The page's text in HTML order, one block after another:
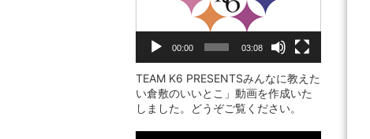
レ
ヤ
ー
00:00 03:08
TEAM K6 PRESENTSみんなに教えた
い倉敷のいいとこ」動画を作成いた
しました。どうぞご覧ください。